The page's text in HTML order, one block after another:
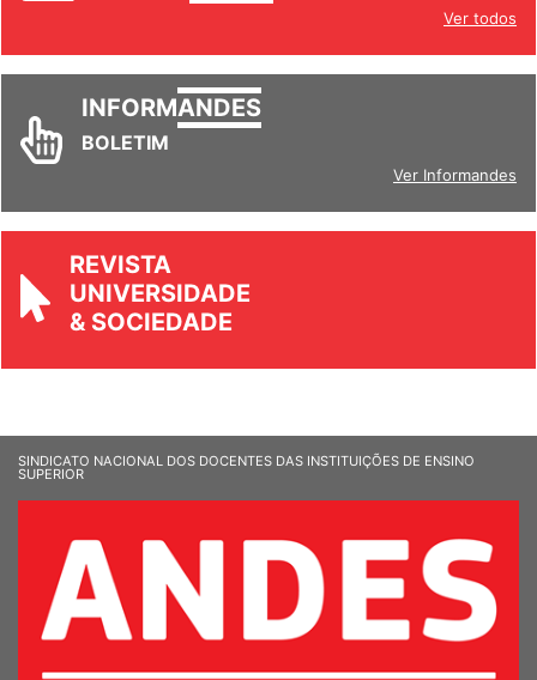
Ver todos
INFORMANDES
BOLETIM
Ver Informandes
REVISTA
UNIVERSIDADE
& SOCIEDADE
SINDICATO NACIONAL DOS DOCENTES DAS INSTITUIÇÕES DE ENSINO
SUPERIOR